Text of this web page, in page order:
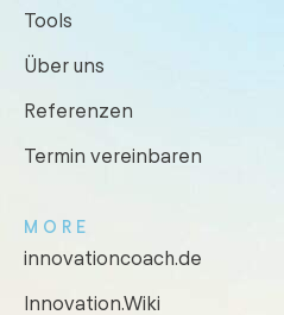
Tools
Über uns
Referenzen
Termin vereinbaren
MORE
innovationcoach.de
Innovation.Wiki